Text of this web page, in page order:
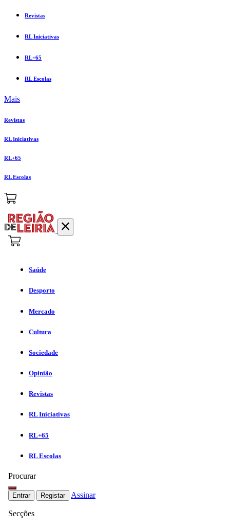
Revistas
RL Iniciativas
RL+65
RL Escolas
Mais
Revistas
RL Iniciativas
RL+65
RL Escolas
Saúde
Desporto
Mercado
Cultura
Sociedade
Opinião
Revistas
RL Iniciativas
RL+65
RL Escolas
Procurar
Entrar Registar Assinar
Secções